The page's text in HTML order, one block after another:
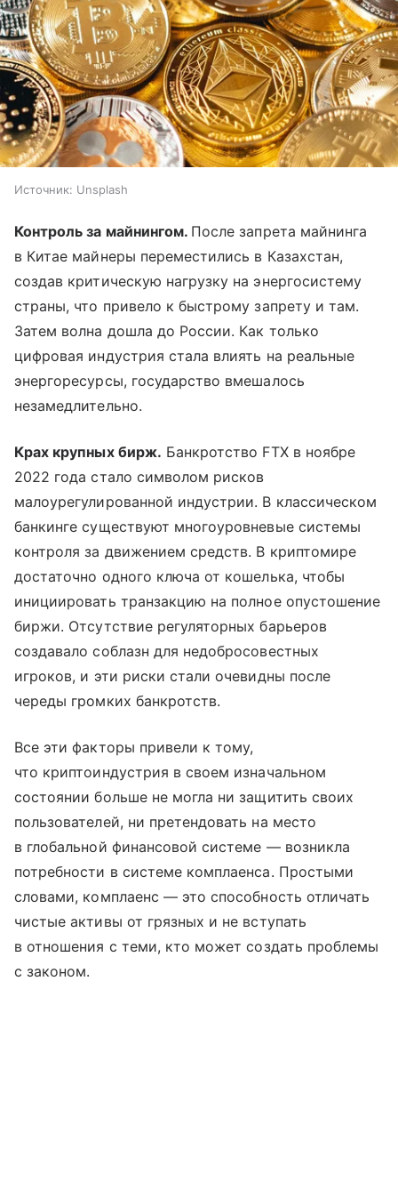
Источник: Unsplash
Контроль за майнингом. После запрета майнинга
в Китае майнеры переместились в Казахстан,
создав критическую нагрузку на энергосистему
страны, что привело к быстрому запрету и там.
Затем волна дошла до России. Как только
цифровая индустрия стала влиять на реальные
энергоресурсы, государство вмешалось
незамедлительно.
Крах крупных бирж. Банкротство FTX в ноябре
2022 года стало символом рисков
малоурегулированной индустрии. В классическом
банкинге существуют многоуровневые системы
контроля за движением средств. В криптомире
достаточно одного ключа от кошелька, чтобы
инициировать транзакцию на полное опустошение
биржи. Отсутствие регуляторных барьеров
создавало соблазн для недобросовестных
игроков, и эти риски стали очевидны после
череды громких банкротств.
Все эти факторы привели к тому,
что криптоиндустрия в своем изначальном
состоянии больше не могла ни защитить своих
пользователей, ни претендовать на место
в глобальной финансовой системе — возникла
потребности в системе комплаенса. Простыми
словами, комплаенс — это способность отличать
чистые активы от грязных и не вступать
в отношения с теми, кто может создать проблемы
с законом.